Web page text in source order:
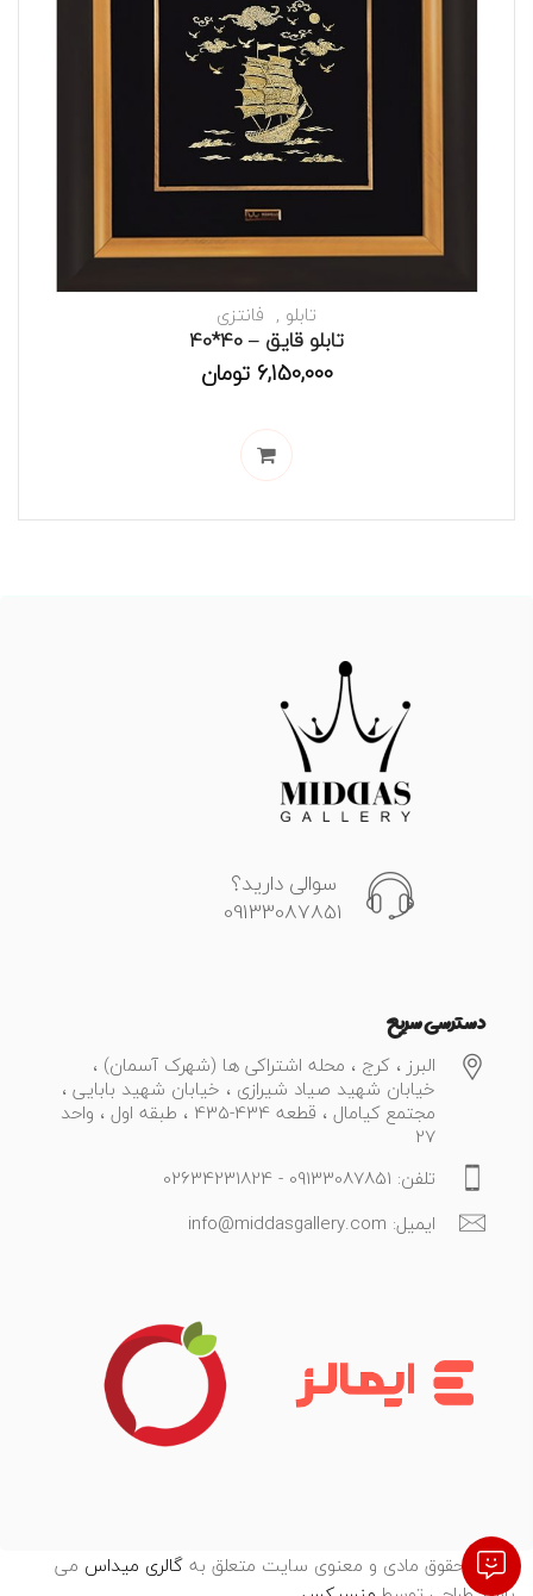
تابلو فانتزی
تابلو قایق – 40*40
6,150,000 تومان
سوالی دارید؟
09133087851
دسترسی سریع
البرز ، کرج ، محله اشتراکی ها (شهرک آسمان) ،
خیابان شهید صیاد شیرازی ، خیابان شهید بابایی ،
مجتمع کیامال ، قطعه 434-435 ، طبقه اول ، واحد
27
تلفن: 09133087851 - 02634231824
ایمیل: info@middasgallery.com
تمامی حقوق مادی و معنوی سایت متعلق بهگالری میداس می